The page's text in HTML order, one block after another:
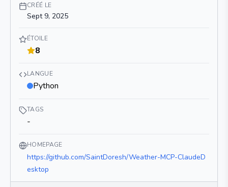
CRÉÉ LE
Sept 9, 2025
ÉTOILE
8
LANGUE
Python
TAGS
-
HOMEPAGE
https://github.com/SaintDoresh/Weather-MCP-ClaudeD
esktop